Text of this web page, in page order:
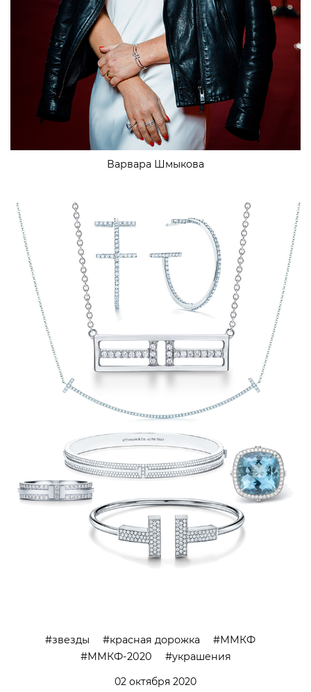
Варвара Шмыкова
звезды красная дорожка
ММКФ
ММКФ-2020
украшения
02 октября 2020